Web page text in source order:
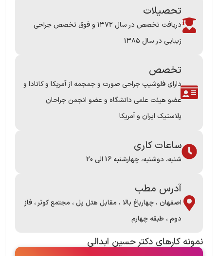
تحصیلات
دریافت تخصص در سال ۱۳۷۲ و فوق تخصص جراحی
زیبایی در سال ۱۳۸۵
تخصص
دارای فلوشیپ جراحی صورت و جمجمه از آمریکا و کانادا و
عضو هیئت علمی دانشگاه و عضو انجمن جراحان
پلاستیک ایران و آمریکا
ساعات کاری
شنبه، دوشنبه، چهارشنبه 16 الی 20
آدرس مطب
اصفهان ، چهارباغ بالا ، مقابل هتل پل ، مجتمع کوثر ، فاز
دوم ، طبقه چهارم
نمونه کارها​ی دکتر حسین ابدالی